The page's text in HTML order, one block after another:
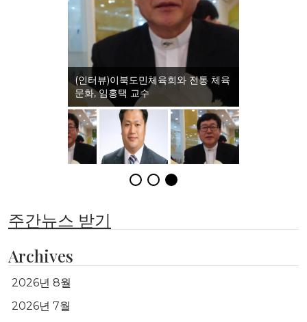
[기고] 역도산과 함경도 전
화의 재조명(2), 임홍택 박사
(인터뷰)이북도민체육회와 전통 체육
문화, 임홍택 교수
주간뉴스 받기
Archives
2026년 8월
2026년 7월